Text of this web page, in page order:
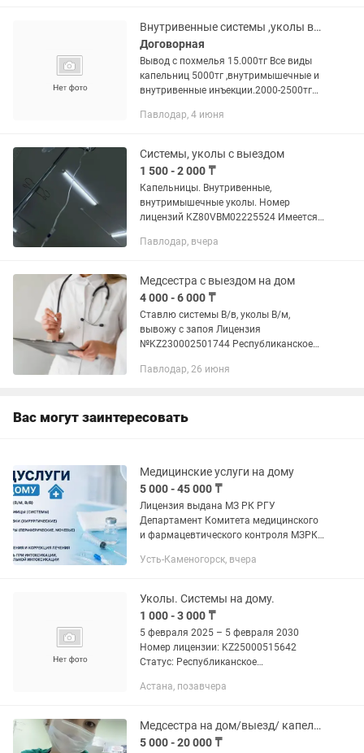
Внутривенные системы ,уколы внутривенно,внутримышечно ,подкожно
Договорная
Вывод с похмелья 15.000тг Все виды
капельниц 5000тг ,внутримышечные и
внутривенные инъекции.2000-2500тг
Выдан"Департамент Комитета
контроля...
Павлодар, 4 июня
Системы, уколы с выездом
1 500 - 2 000 ₸
Капельницы. Внутривенные,
внутримышечные уколы. Номер
лицензий KZ80VBM02225524 Имеется
помощи. От 26.12.2023. Кем выдано:
Денсаулық...
Павлодар, вчера
Медсестра с выездом на дом
4 000 - 6 000 ₸
Ставлю системы В/в, уколы В/м,
вывожу с запоя Лицензия
№KZ230002501744 Республиканское
"Департамент Комитета медицинского
Павлодар, 26 июня
Вас могут заинтересовать
Медицинские услуги на дому
5 000 - 45 000 ₸
Лицензия выдана МЗ РК РГУ
Департамент Комитета медицинского
и фармацевтического контроля МЗРК
№KZ230002339830 действителен
№КZ18VBM03481141...
Усть-Каменогорск, вчера
Уколы. Системы на дому.
1 000 - 3 000 ₸
5 февраля 2025 – 5 февраля 2030
Номер лицензии: KZ25000515642
Статус: Республиканское
"Департамент Комитета медицинского
Министерства...
Астана, позавчера
Медсестра на дом/выезд/ капельница/ вывод из запоя/уколы/система
5 000 - 20 000 ₸